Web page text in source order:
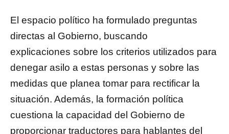
El espacio político ha formulado preguntas
directas al Gobierno, buscando
explicaciones sobre los criterios utilizados para
denegar asilo a estas personas y sobre las
medidas que planea tomar para rectificar la
situación. Además, la formación política
cuestiona la capacidad del Gobierno de
proporcionar traductores para hablantes del